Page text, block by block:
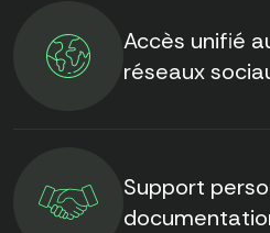
Accès unifié
réseaux
Support